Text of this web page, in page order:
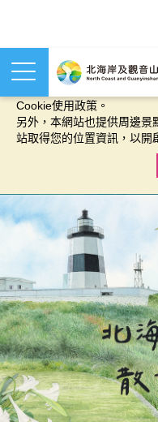
本網站使用cookies等相關
您提供更佳的體驗，當您
Cookie使用政策。
另外，本網站也提供周邊景
站取得您的位置資訊，以開
三芝-芝蘭公園海上